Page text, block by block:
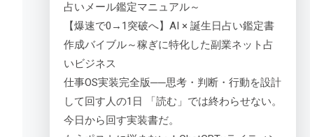
占いメール鑑定マニュアル～
【爆速で0→1突破へ】AI × 誕生日占い鑑定書
作成バイブル～稼ぎに特化した副業ネット占
いビジネス
仕事OS実装完全版──思考・判断・行動を設計
して回す人の1日 「読む」では終わらせない。
今日から回す実装書だ。